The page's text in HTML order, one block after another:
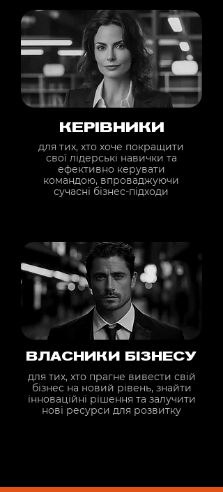
КЕРІВНИКИ
для тих, хто хоче покращити
свої лідерські навички та
ефективно керувати
командою, впроваджуючи
сучасні бізнес-підходи
ВЛАСНИКИ БІЗНЕСУ
для тих, хто прагне вивести свій
бізнес на новий рівень, знайти
інноваційні рішення та залучити
нові ресурси для розвитку